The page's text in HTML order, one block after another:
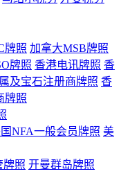
牌照 加拿大MSB牌照
牌照 香港电讯牌照 香
及宝石注册商牌照 香
牌照
NFA一般会员牌照 美
牌照 开曼群岛牌照